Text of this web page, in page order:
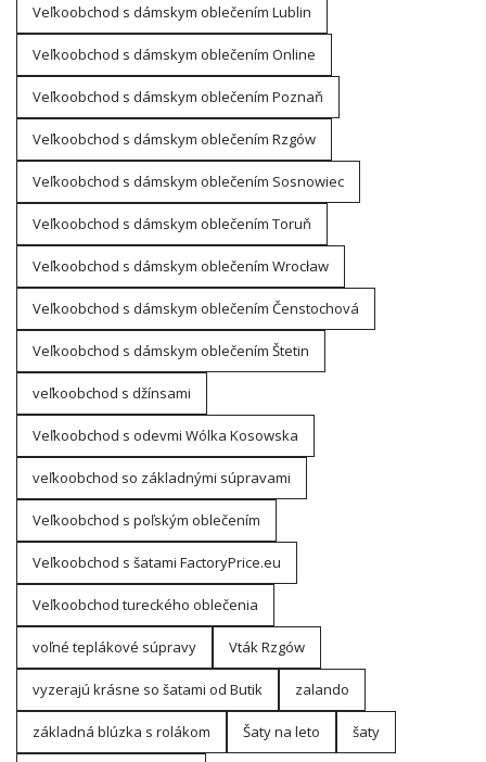
Veľkoobchod s dámskym oblečením Lublin
Veľkoobchod s dámskym oblečením Online
Veľkoobchod s dámskym oblečením Poznaň
Veľkoobchod s dámskym oblečením Rzgów
Veľkoobchod s dámskym oblečením Sosnowiec
Veľkoobchod s dámskym oblečením Toruň
Veľkoobchod s dámskym oblečením Wrocław
Veľkoobchod s dámskym oblečením Čenstochová
Veľkoobchod s dámskym oblečením Štetin
veľkoobchod s džínsami
Veľkoobchod s odevmi Wólka Kosowska
veľkoobchod so základnými súpravami
Veľkoobchod s poľským oblečením
Veľkoobchod s šatami FactoryPrice.eu
Veľkoobchod tureckého oblečenia
voľné teplákové súpravy Vták Rzgów
vyzerajú krásne so šatami od Butik zalando
základná blúzka s rolákom Šaty na leto šaty